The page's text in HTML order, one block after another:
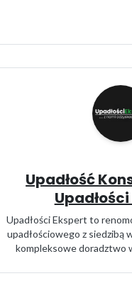
Upadłość
Upadłości Ekspert to
upadłościowego z siedzibą
kompleksowe doradztwo